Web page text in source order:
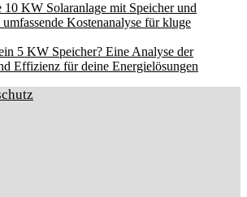
10 KW Solaranlage mit Speicher und
Kostenanalyse für kluge
5 KW Speicher? Eine Analyse der
Effizienz für deine Energielösungen